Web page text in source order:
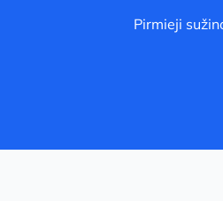
Pirmieji